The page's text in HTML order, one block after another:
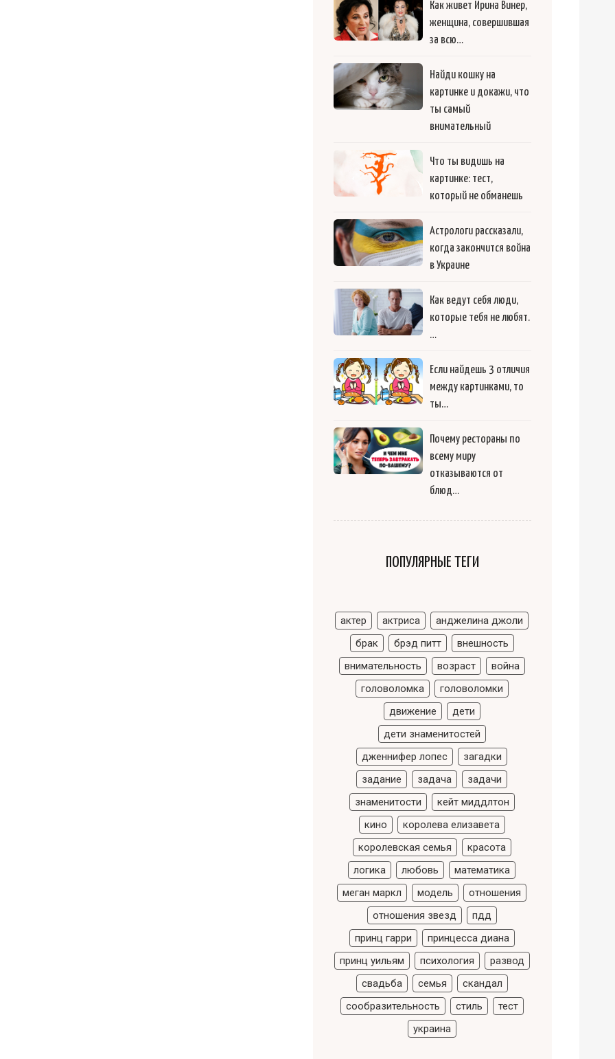
Как живет Ирина Винер,
женщина, совершившая
за всю…
Найди кошку на
картинке и докажи, что
ты самый
внимательный
Что ты видишь на
картинке: тест,
который не обманешь
Астрологи рассказали,
когда закончится война
в Украине
Как ведут себя люди,
которые тебя не любят.
…
Если найдешь 3 отличия
между картинками, то
ты…
Почему рестораны по
всему миру
отказываются от
блюд…
ПОПУЛЯРНЫЕ ТЕГИ
актер актриса
анджелина джоли
брак
брэд питт
внешность
внимательность
возраст
война
головоломка
головоломки
движение
дети
дети знаменитостей
дженнифер лопес
загадки
задание
задача
задачи
знаменитости
кейт миддлтон
кино
королева елизавета
королевская семья
красота
логика
любовь
математика
меган маркл
модель
отношения
отношения звезд
пдд
принц гарри
принцесса диана
принц уильям
психология
развод
свадьба
семья
скандал
сообразительность
стиль
тест
украина